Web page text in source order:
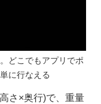
どこでもアプリでポ
に行なえる
さ×奥行)で、重量